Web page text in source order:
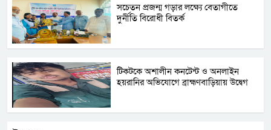
সচেতন প্রজন্ম গড়ার লক্ষ্যে বেতাগীতে
দুর্নীতি বিরোধী বিতর্ক
টিকটকে অশালীন কনটেন্ট ও অনলাইন
হয়রানির অভিযোগে ব্রাহ্মণবাড়িয়ায় উদ্বেগ